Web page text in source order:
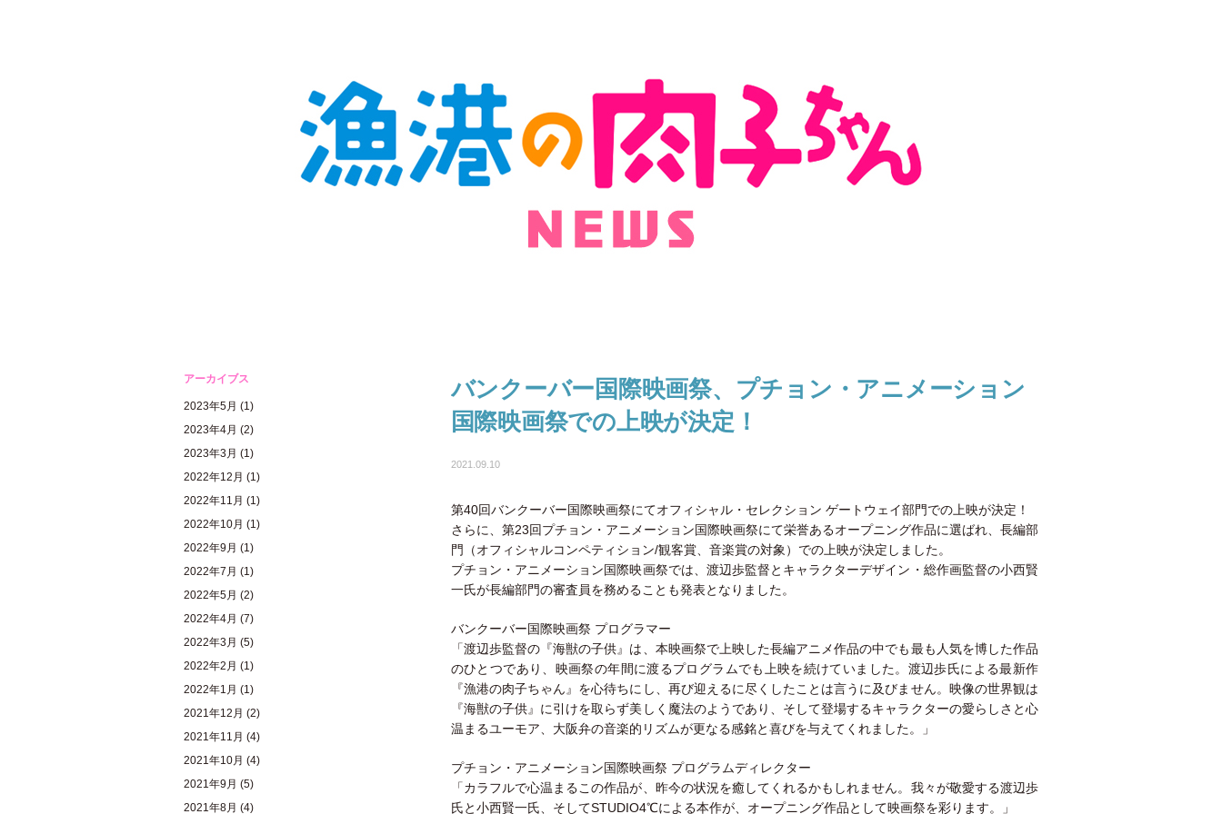
アーカイブス
2023年5月 (1)
2023年4月 (2)
2023年3月 (1)
2022年12月 (1)
2022年11月 (1)
2022年10月 (1)
2022年9月 (1)
2022年7月 (1)
2022年5月 (2)
2022年4月 (7)
2022年3月 (5)
2022年2月 (1)
2022年1月 (1)
2021年12月 (2)
2021年11月 (4)
2021年10月 (4)
2021年9月 (5)
2021年8月 (4)
バンクーバー国際映画祭、プチョン・アニメーション
国際映画祭での上映が決定！
2021.09.10
第40回バンクーバー国際映画祭にてオフィシャル・セレクション ゲートウェイ部門での上映が決定！
さらに、第23回プチョン・アニメーション国際映画祭にて栄誉あるオープニング作品に選ばれ、長編部
門（オフィシャルコンペティション/観客賞、音楽賞の対象）での上映が決定しました。
プチョン・アニメーション国際映画祭では、渡辺歩監督とキャラクターデザイン・総作画監督の⼩⻄賢
⼀氏が長編部門の審査員を務めることも発表となりました。
バンクーバー国際映画祭 プログラマー
「渡辺歩監督の『海獣の子供』は、本映画祭で上映した長編アニメ作品の中でも最も人気を博した作品
のひとつであり、映画祭の年間に渡るプログラムでも上映を続けていました。渡辺歩氏による最新作
『漁港の肉子ちゃん』を心待ちにし、再び迎えるに尽くしたことは言うに及びません。映像の世界観は
『海獣の子供』に引けを取らず美しく魔法のようであり、そして登場するキャラクターの愛らしさと心
温まるユーモア、大阪弁の音楽的リズムが更なる感銘と喜びを与えてくれました。」
プチョン・アニメーション国際映画祭 プログラムディレクター
「カラフルで心温まるこの作品が、昨今の状況を癒してくれるかもしれません。我々が敬愛する渡辺歩
氏と小西賢一氏、そしてSTUDIO4℃による本作が、オープニング作品として映画祭を彩ります。」